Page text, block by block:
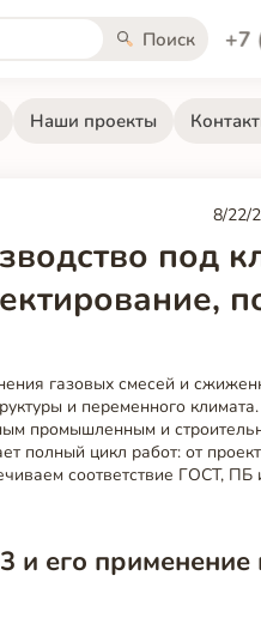
Поиск
Наши проекты
8/22/
под
газовых смесей и
и переменного
промышленным и
полный цикл работ: от
соответствие ГОСТ, ПБ
и его применение